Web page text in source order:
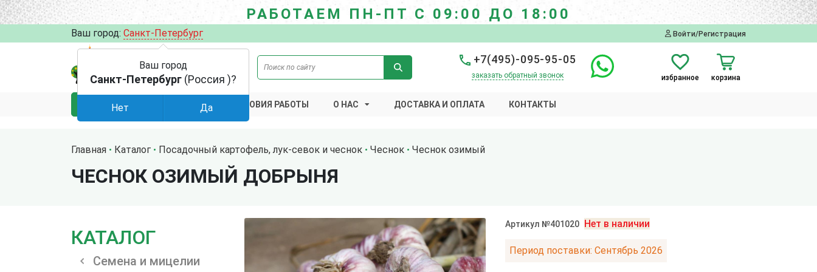
РАБОТАЕМ ПН-ПТ С 09:00 ДО 18:00
Ваш город: Санкт-Петербург Войти/Регистрация
+7(495)-095-95-05
заказать обратный звонок избранное корзина
КАТАЛОГ АКЦИИ УСЛОВИЯ РАБОТЫ О НАС ДОСТАВКА И ОПЛАТА КОНТАКТЫ
Главная Каталог Посадочный картофель, лук-севок и чеснок Чеснок Чеснок озимый
ЧЕСНОК ОЗИМЫЙ ДОБРЫНЯ
КАТАЛОГ
Семена и мицелии
Артикул №401020 Нет в наличии
Период поставки: Сентябрь 2026
Ваш город
Санкт-Петербург (Россия )?
Нет Да